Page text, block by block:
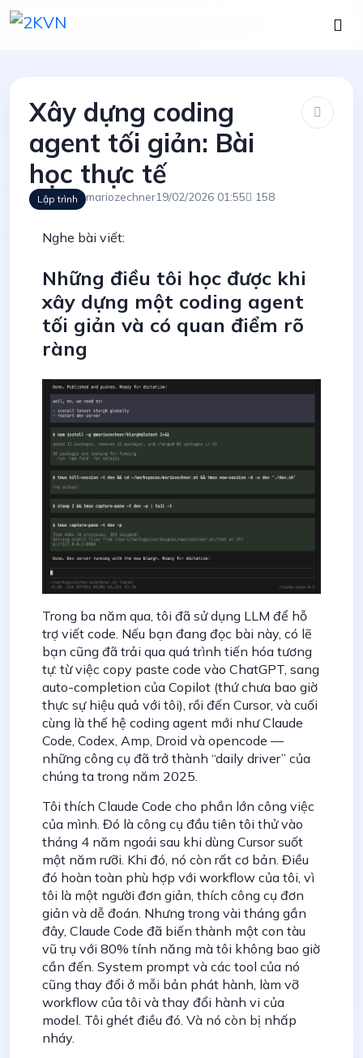
Xây dựng coding
agent tối giản: Bài
học thực tế
Lập trình mariozechner19/02/2026 01:55 158
Nghe bài viết:
Những điều tôi học được khi
xây dựng một coding agent
tối giản và có quan điểm rõ
ràng
Trong ba năm qua, tôi đã sử dụng LLM để hỗ
trợ viết code. Nếu bạn đang đọc bài này, có lẽ
bạn cũng đã trải qua quá trình tiến hóa tương
tự: từ việc copy paste code vào ChatGPT, sang
auto-completion của Copilot (thứ chưa bao giờ
thực sự hiệu quả với tôi), rồi đến Cursor, và cuối
cùng là thế hệ coding agent mới như Claude
Code, Codex, Amp, Droid và opencode —
những công cụ đã trở thành “daily driver” của
chúng ta trong năm 2025.
Tôi thích Claude Code cho phần lớn công việc
của mình. Đó là công cụ đầu tiên tôi thử vào
tháng 4 năm ngoái sau khi dùng Cursor suốt
một năm rưỡi. Khi đó, nó còn rất cơ bản. Điều
đó hoàn toàn phù hợp với workflow của tôi, vì
tôi là một người đơn giản, thích công cụ đơn
giản và dễ đoán. Nhưng trong vài tháng gần
đây, Claude Code đã biến thành một con tàu
vũ trụ với 80% tính năng mà tôi không bao giờ
cần đến. System prompt và các tool của nó
cũng thay đổi ở mỗi bản phát hành, làm vỡ
workflow của tôi và thay đổi hành vi của
model. Tôi ghét điều đó. Và nó còn bị nhấp
nháy.